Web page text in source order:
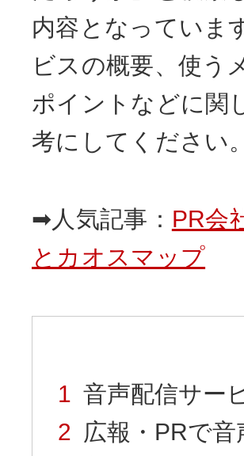
内容となっていま
ビスの概要、使う
ポイントなどに関
考にしてください。
➡人気記事： PR会
とカオスマップ
音声配信サー
広報・PRで